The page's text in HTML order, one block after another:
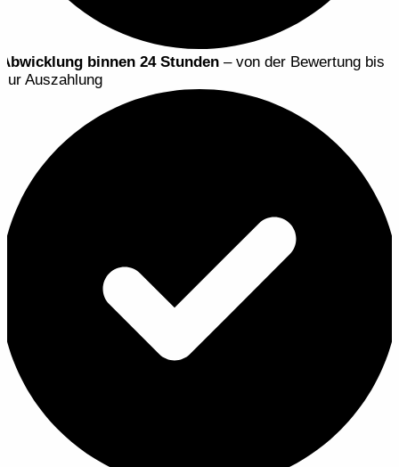
Abwicklung binnen 24 Stunden – von der Bewertung bis
zur Auszahlung